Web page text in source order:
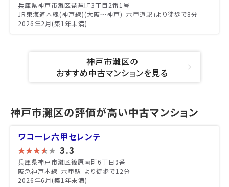
兵庫県神戸市灘区琵琶町3丁目2番1号
JR東海道本線(神戸線)(大阪～神戸)「六甲道駅」より徒歩で8分
2026年2月(築1年未満)
神戸市灘区の
おすすめ中古マンションを見る
神戸市灘区の評価が高い中古マンション
ワコーレ六甲セレンテ
3.3
兵庫県神戸市灘区篠原南町6丁目9番
阪急神戸本線「六甲駅」より徒歩で12分
2026年6月(築1年未満)